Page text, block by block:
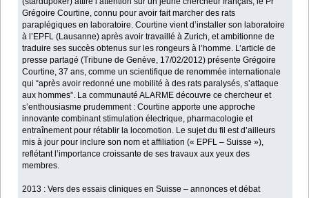
Grégoire Courtine, connu pour avoir fait marcher des rats
paraplégiques en laboratoire. Courtine vient d’installer son laboratoire
à l’EPFL (Lausanne) après avoir travaillé à Zurich, et ambitionne de
traduire ses succès obtenus sur les rongeurs à l’homme. L’article de
presse partagé (Tribune de Genève, 17/02/2012) présente Grégoire
Courtine, 37 ans, comme un scientifique de renommée internationale
qui “après avoir redonné une mobilité à des rats paralysés, s’attaque
aux hommes”. La communauté ALARME découvre ce chercheur et
s’enthousiasme prudemment : Courtine apporte une approche
innovante combinant stimulation électrique, pharmacologie et
entraînement pour rétablir la locomotion. Le sujet du fil est d’ailleurs
mis à jour pour inclure son nom et affiliation (« EPFL – Suisse »),
reflétant l’importance croissante de ses travaux aux yeux des
membres.
2013 : Vers des essais cliniques en Suisse – annonces et débat